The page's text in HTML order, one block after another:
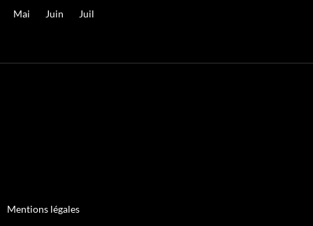
Mai Juin Juil
Mentions légales